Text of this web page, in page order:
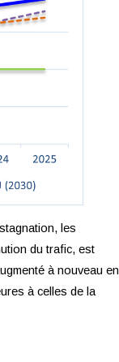
les
du trafic, est
à nouveau en
à celles de la